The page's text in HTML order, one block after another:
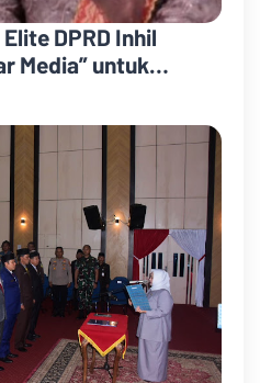
DPRD Inhil
Media” untuk